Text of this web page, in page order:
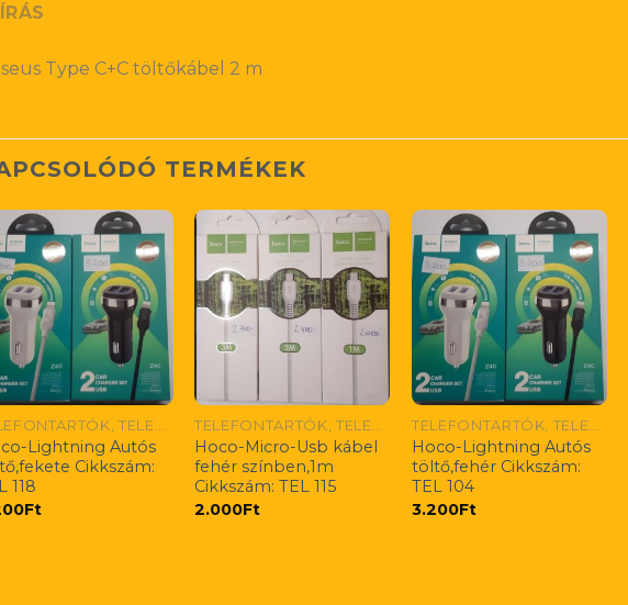
Type C+C töltőkábel 2 m
TERMÉKEK
Lightning Autós
Cikkszám:
118
Ft
Hoco-Micro-Usb kábel
fehér színben,1m
Cikkszám: TEL 115
2.000Ft
Hoco-Lightning Autós
töltő,fehér Cikkszám:
TEL 104
3.200Ft